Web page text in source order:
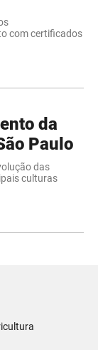
com certificados
da
Paulo
das
culturas